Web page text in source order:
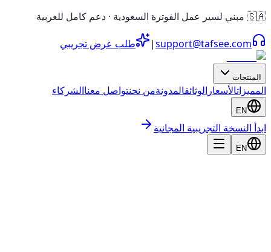
🇸🇦 مبني لسير عمل الفوترة السعودية · دعم كامل للعربية
support@tafsee.com
| طلب عرض تجريبي
المنتجات
المميزاتالأسعار الوثائقالمدونةمن نحنتواصل معناالشركاء
EN
ابدأ النسخة التجريبية المجانية
EN